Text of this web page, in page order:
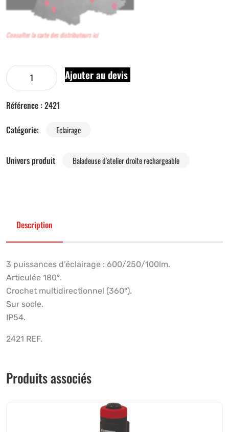
Consulter la carte des distributeurs ici
Ajouter au devis
Référence : 2421
Catégorie:
Eclairage
Univers produit Baladeuse d'atelier droite rechargeable
Description
3 puissances d’éclairage : 600/250/100lm.
Articulée 180°.
Crochet multidirectionnel (360°).
Sur socle.
IP54.
2421 REF.
Produits associés